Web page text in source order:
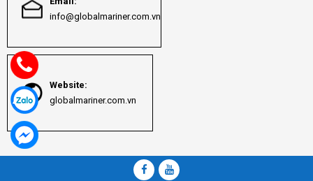
info@globalmariner.com.vn
Website:
globalmariner.com.vn